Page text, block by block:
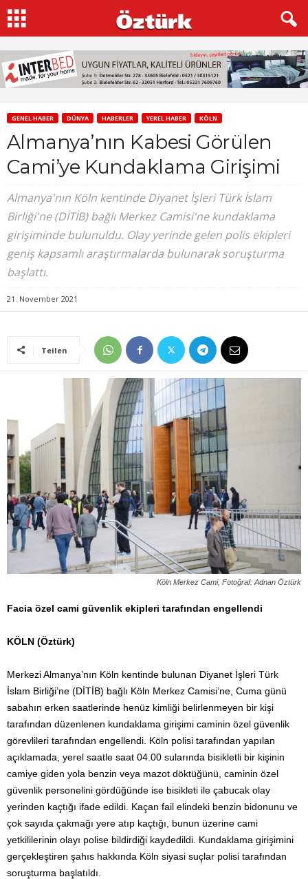
GENEL HABER DÜNYA HABERLER YEREL HABER KÖLN
Almanya’nın Kabesi Görülen
Cami’ye Kundaklama Girişimi
Almanya'nın Köln kentinde Diyanet İşleri Türk İslam
Birliği'ne (DİTİB) bağlı Merkez Camisi'ne kundaklama
girişiminde bulunuldu. Olay yerinde gelen polis ekipleri
geniş kapsamlı araştırmalarda bulunarak soruşturma
başlattı.
21. November 2021
Teilen
Köln Merkez Cami, Fotoğraf: Adnan Öztürk
Facia özel cami güvenlik ekipleri tarafından engellendi
KÖLN (Öztürk)
Merkezi Almanya’nın Köln kentinde bulunan Diyanet İşleri Türk
İslam Birliği’ne (DİTİB) bağlı Köln Merkez Camisi’ne, Cuma günü
sabahın erken saatlerinde henüz kimliği belirlenmeyen bir kişi
tarafından düzenlenen kundaklama girişimi caminin özel güvenlik
görevlileri tarafından engellendi. Köln polisi tarafından yapılan
açıklamada, yerel saatle saat 04.00 sularında bisikletli bir kişinin
camiye giden yola benzin veya mazot döktüğünü, caminin özel
güvenlik personelini gördüğünde ise bisikleti ile çabucak olay
yerinden kaçtığı ifade edildi. Kaçan fail elindeki benzin bidonunu ve
çok sayıda çakmağı yere atıp kaçtığı, bunun üzerine cami
yetkililerinin olayı polise bildirdiği kaydedildi. Kundaklama girişimini
gerçekleştiren şahıs hakkında Köln siyasi suçlar polisi tarafından
soruşturma başlatıldı.